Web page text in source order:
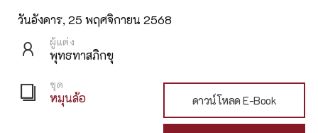
วันอังคาร, 25 พฤศจิกายน 2568
ผู้แต่ง
พุทธทาสภิกขุ
ชุด
หมุนล้อ ดาวน์โหลด E-Book